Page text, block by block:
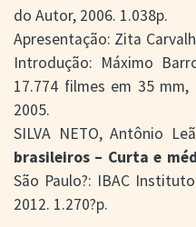
do Autor, 2006. 1.038p.
Apresentação: Zita
Introdução: Máximo
17.774 filmes em 35
2005.
SILVA NETO, Antônio
brasileiros – Curta e
São Paulo?: IBAC
2012. 1.270?p.